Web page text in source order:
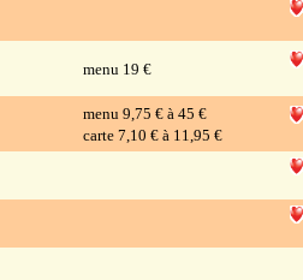
menu 19 €
menu 9,75 € à 45 €
carte 7,10 € à 11,95 €